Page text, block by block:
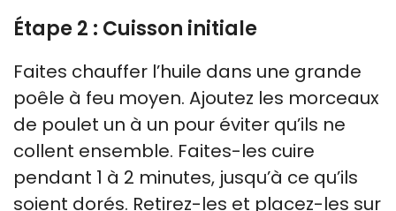
Étape 2 : Cuisson initiale
Faites chauffer l’huile dans une grande
poêle à feu moyen. Ajoutez les morceaux
de poulet un à un pour éviter qu’ils ne
collent ensemble. Faites-les cuire
pendant 1 à 2 minutes, jusqu’à ce qu’ils
soient dorés. Retirez-les et placez-les sur